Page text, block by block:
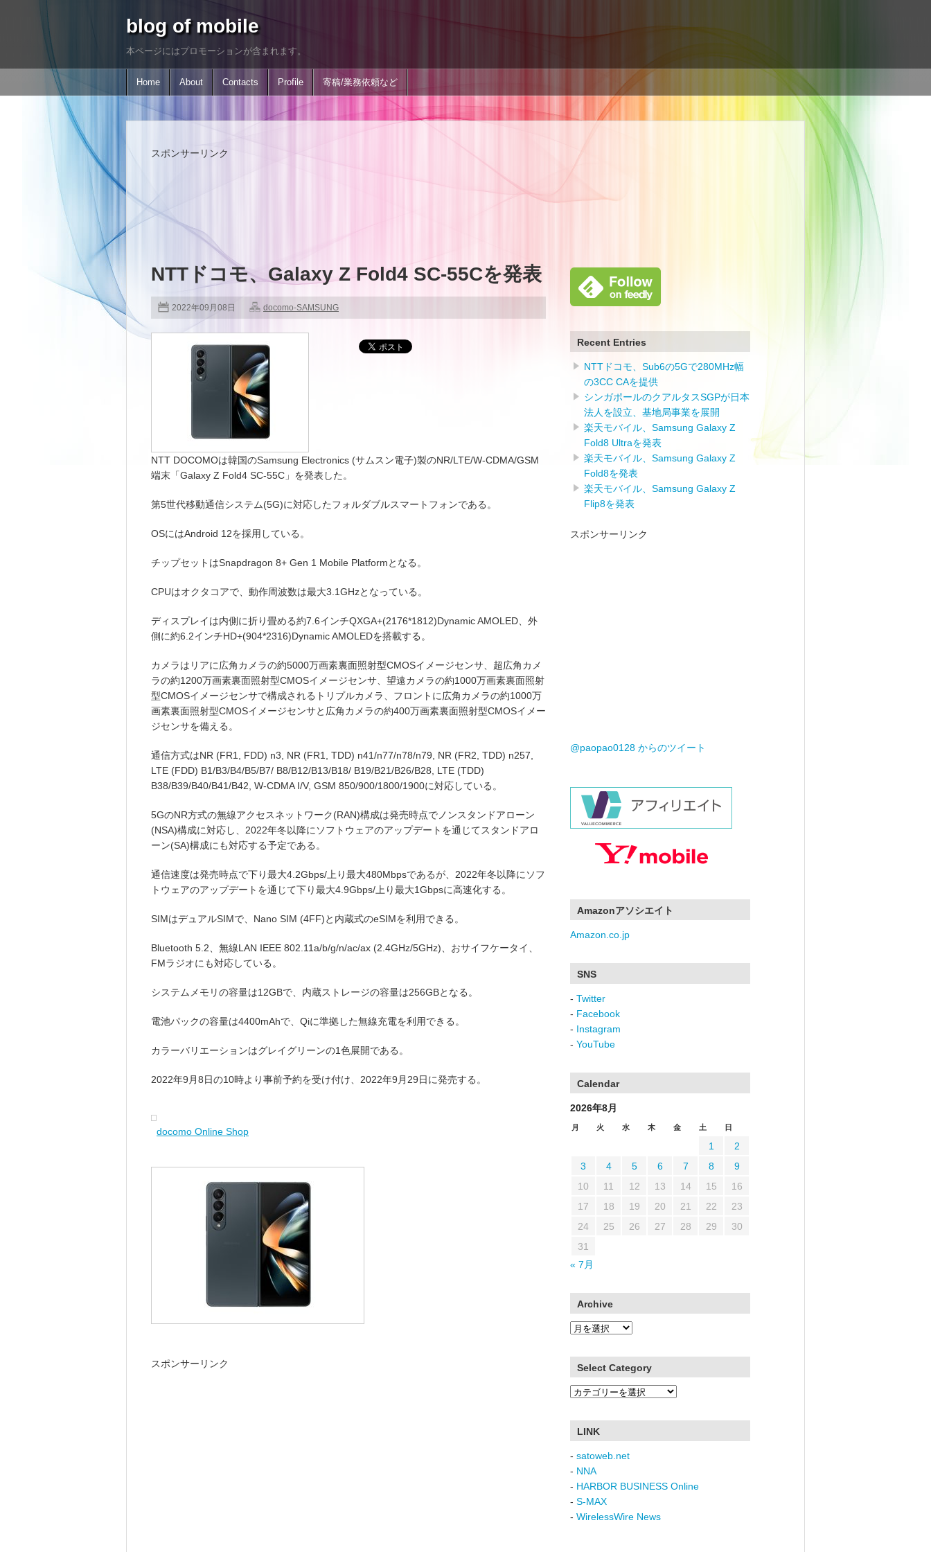
blog of mobile
本ページにはプロモーションが含まれます。
Home About Contacts Profile 寄稿/業務依頼など
スポンサーリンク
NTTドコモ、Galaxy Z Fold4 SC-55Cを発表
2022年09月08日 docomo-SAMSUNG
NTT DOCOMOは韓国のSamsung Electronics (サムスン電子)製のNR/LTE/W-CDMA/GSM
端末「Galaxy Z Fold4 SC-55C」を発表した。
第5世代移動通信システム(5G)に対応したフォルダブルスマートフォンである。
OSにはAndroid 12を採用している。
チップセットはSnapdragon 8+ Gen 1 Mobile Platformとなる。
CPUはオクタコアで、動作周波数は最大3.1GHzとなっている。
ディスプレイは内側に折り畳める約7.6インチQXGA+(2176*1812)Dynamic AMOLED、外
側に約6.2インチHD+(904*2316)Dynamic AMOLEDを搭載する。
カメラはリアに広角カメラの約5000万画素裏面照射型CMOSイメージセンサ、超広角カメ
ラの約1200万画素裏面照射型CMOSイメージセンサ、望遠カメラの約1000万画素裏面照射
型CMOSイメージセンサで構成されるトリプルカメラ、フロントに広角カメラの約1000万
画素裏面照射型CMOSイメージセンサと広角カメラの約400万画素裏面照射型CMOSイメー
ジセンサを備える。
通信方式はNR (FR1, FDD) n3, NR (FR1, TDD) n41/n77/n78/n79, NR (FR2, TDD) n257,
LTE (FDD) B1/B3/B4/B5/B7/ B8/B12/B13/B18/ B19/B21/B26/B28, LTE (TDD)
B38/B39/B40/B41/B42, W-CDMA I/V, GSM 850/900/1800/1900に対応している。
5GのNR方式の無線アクセスネットワーク(RAN)構成は発売時点でノンスタンドアローン
(NSA)構成に対応し、2022年冬以降にソフトウェアのアップデートを通じてスタンドアロ
ーン(SA)構成にも対応する予定である。
通信速度は発売時点で下り最大4.2Gbps/上り最大480Mbpsであるが、2022年冬以降にソフ
トウェアのアップデートを通じて下り最大4.9Gbps/上り最大1Gbpsに高速化する。
SIMはデュアルSIMで、Nano SIM (4FF)と内蔵式のeSIMを利用できる。
Bluetooth 5.2、無線LAN IEEE 802.11a/b/g/n/ac/ax (2.4GHz/5GHz)、おサイフケータイ、
FMラジオにも対応している。
システムメモリの容量は12GBで、内蔵ストレージの容量は256GBとなる。
電池パックの容量は4400mAhで、Qiに準拠した無線充電を利用できる。
カラーバリエーションはグレイグリーンの1色展開である。
2022年9月8日の10時より事前予約を受け付け、2022年9月29日に発売する。
docomo Online Shop
スポンサーリンク
Recent Entries
NTTドコモ、Sub6の5Gで280MHz幅
の3CC CAを提供
シンガポールのクアルタスSGPが日本
法人を設立、基地局事業を展開
楽天モバイル、Samsung Galaxy Z
Fold8 Ultraを発表
楽天モバイル、Samsung Galaxy Z
Fold8を発表
楽天モバイル、Samsung Galaxy Z
Flip8を発表
スポンサーリンク
@paopao0128 からのツイート
Amazonアソシエイト
Amazon.co.jp
SNS
- Twitter
- Facebook
- Instagram
- YouTube
Calendar
2026年8月
月 火 水 木 金 土 日
1
2
3
4 5 6 7 8
9
10
11 12 13 14 15
16
17
18 19 20 21 22
23
24
25 26 27 28 29
30
31
« 7月
Archive
Archive
Select Category
Select
LINK
- satoweb.net
- NNA
- HARBOR BUSINESS Online
- S-MAX
- WirelessWire News